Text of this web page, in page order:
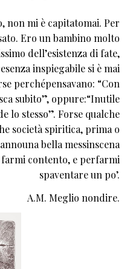
non mi è capitatomai. Per
Ero un bambino molto
dell’esistenza di fate,
inspiegabile si è mai
perchépensavano: “Con
subito”, oppure:“Inutile
lo stesso”. Forse qualche
società spiritica, prima o
bella messinscena
contento, e perfarmi
spaventare un po’.
A.M. Meglio nondire.